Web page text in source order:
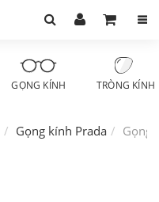
GỌNG KÍNH TRÒNG KÍNH
Gọng kính Prada Gọng